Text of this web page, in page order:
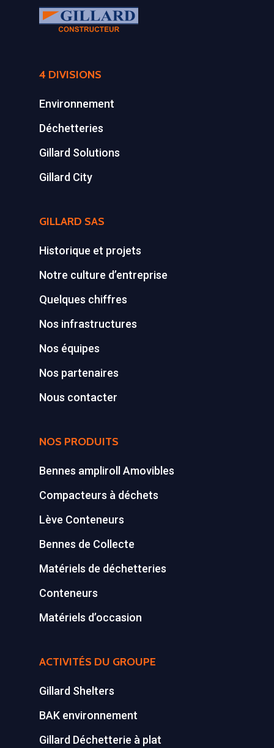
4 DIVISIONS
Environnement
Déchetteries
Gillard Solutions
Gillard City
GILLARD SAS
Historique et projets
Notre culture d’entreprise
Quelques chiffres
Nos infrastructures
Nos équipes
Nos partenaires
Nous contacter
NOS PRODUITS
Bennes ampliroll Amovibles
Compacteurs à déchets
Lève Conteneurs
Bennes de Collecte
Matériels de déchetteries
Conteneurs
Matériels d’occasion
ACTIVITÉS DU GROUPE
Gillard Shelters
BAK environnement
Gillard Déchetterie à plat